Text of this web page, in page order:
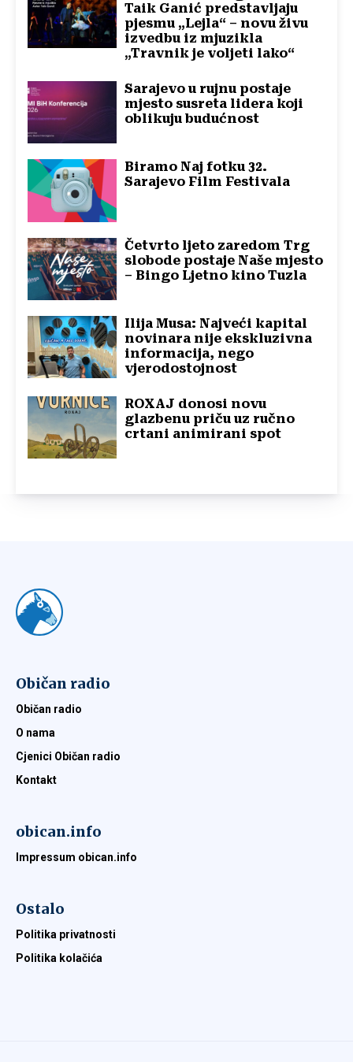
Taik Ganić predstavljaju
pjesmu „Lejla“ – novu živu
izvedbu iz mjuzikla
„Travnik je voljeti lako“
Sarajevo u rujnu postaje
mjesto susreta lidera koji
oblikuju budućnost
Biramo Naj fotku 32.
Sarajevo Film Festivala
Četvrto ljeto zaredom Trg
slobode postaje Naše mjesto
– Bingo Ljetno kino Tuzla
Ilija Musa: Najveći kapital
novinara nije ekskluzivna
informacija, nego
vjerodostojnost
ROXAJ donosi novu
glazbenu priču uz ručno
crtani animirani spot
Običan radio
Običan radio
O nama
Cjenici Običan radio
Kontakt
obican.info
Impressum obican.info
Ostalo
Politika privatnosti
Politika kolačića